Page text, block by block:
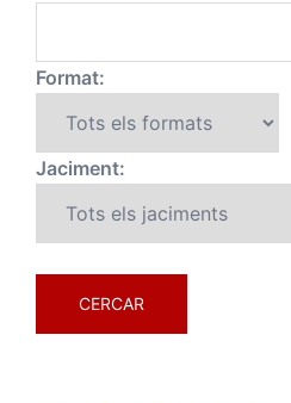
Format:
Jaciment: